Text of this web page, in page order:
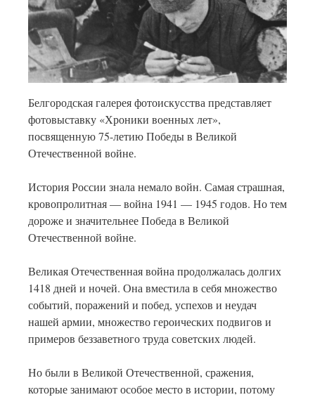
Белгородская галерея фотоискусства представляет
фотовыставку «Хроники военных лет»,
посвященную 75-летию Победы в Великой
Отечественной войне.
История России знала немало войн. Самая страшная,
кровопролитная — война 1941 — 1945 годов. Но тем
дороже и значительнее Победа в Великой
Отечественной войне.
Великая Отечественная война продолжалась долгих
1418 дней и ночей. Она вместила в себя множество
событий, поражений и побед, успехов и неудач
нашей армии, множество героических подвигов и
примеров беззаветного труда советских людей.
Но были в Великой Отечественной, сражения,
которые занимают особое место в истории, потому